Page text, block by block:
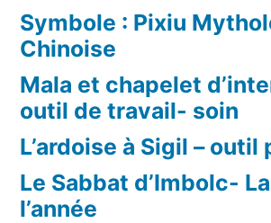
Symbole : Pixiu
Chinoise
Mala et chapelet
outil de travail- soin
L’ardoise à Sigil – outil
Le Sabbat d’Imbolc-
l’année